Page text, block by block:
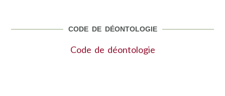
CODE DE DÉONTOLOGIE
Code de déontologie